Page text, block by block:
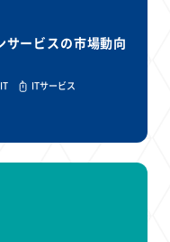
ービスの市場動向
ITサービス